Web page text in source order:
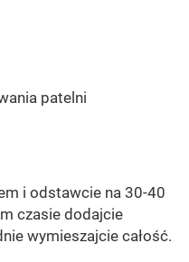
patelni
i odstawcie na 30-40
czasie dodajcie
wymieszajcie całość.